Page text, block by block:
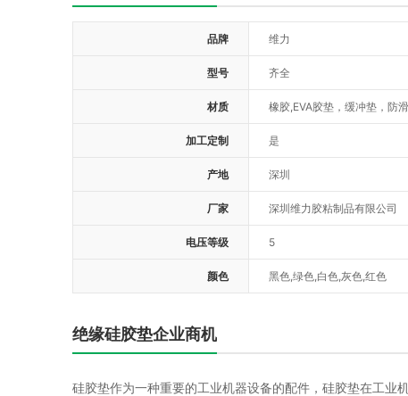
品牌 维力
型号 齐全
材质 橡胶,EVA胶垫，缓冲垫，防
加工定制 是
产地 深圳
厂家 深圳维力胶粘制品有限公司
电压等级 5
颜色 黑色,绿色,白色,灰色,红色
绝缘硅胶垫企业商机
硅胶垫作为一种重要的工业机器设备的配件，硅胶垫在工业